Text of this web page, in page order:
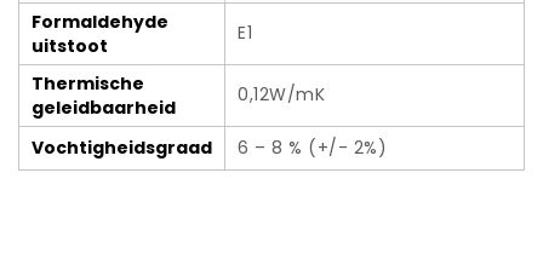
Formaldehyde
uitstoot
E1
Thermische
geleidbaarheid
0,12W/mK
Vochtigheidsgraad 6 – 8 % (+/- 2%)